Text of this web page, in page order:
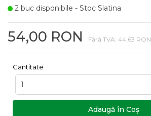
2 buc disponibile - Stoc Slatina
54,00 RON Fără TVA: 44,63 RON
Cantitate
Adaugă în Coş